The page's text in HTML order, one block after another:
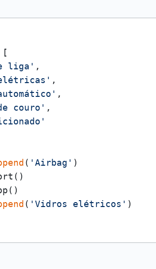
[
liga' ,
,
,
couro' ,
( 'Airbag' )
( 'Vidros elétricos' )